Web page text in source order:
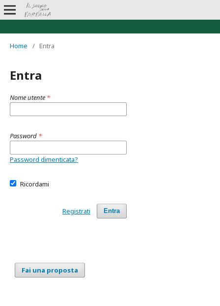
Home / Entra
Entra
Nome utente *
Password *
Password dimenticata?
Ricordami
Entra
Registrati
Fai una proposta